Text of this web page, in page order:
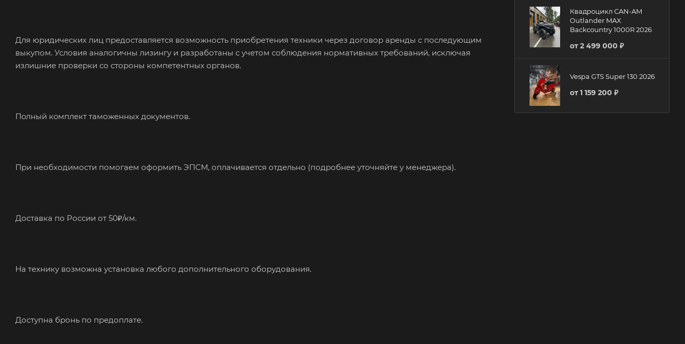
Для юридических лиц предоставляется возможность приобретения техники через договор аренды с последующим
выкупом. Условия аналогичны лизингу и разработаны с учетом соблюдения нормативных требований, исключая
излишние проверки со стороны компетентных органов.
Пoлный кoмплект таможeнныx дoкументов.
При необходимости помогаем оформить ЭПСМ, оплачивается отдельно (подробнее уточняйте у менеджера).
Доcтaвка по Pоссии от 50₽/км.
На технику возможна установка любого дополнительного оборудования.
Доступна бронь по предоплате.
Квадроцикл CAN-AM
Outlander MAX
Backcountry 1000R 2026
от2 499 000 ₽
Vespa GTS Super 130 2026
от1 159 200 ₽